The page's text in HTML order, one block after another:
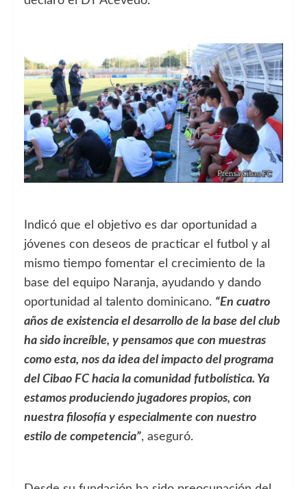
Indicó que el objetivo es dar oportunidad a
jóvenes con deseos de practicar el futbol y al
mismo tiempo fomentar el crecimiento de la
base del equipo Naranja, ayudando y dando
oportunidad al talento dominicano. “En cuatro
años de existencia el desarrollo de la base del club
ha sido increíble, y pensamos que con muestras
como esta, nos da idea del impacto del programa
del Cibao FC hacia la comunidad futbolística. Ya
estamos produciendo jugadores propios, con
nuestra filosofía y especialmente con nuestro
estilo de competencia”, aseguró.